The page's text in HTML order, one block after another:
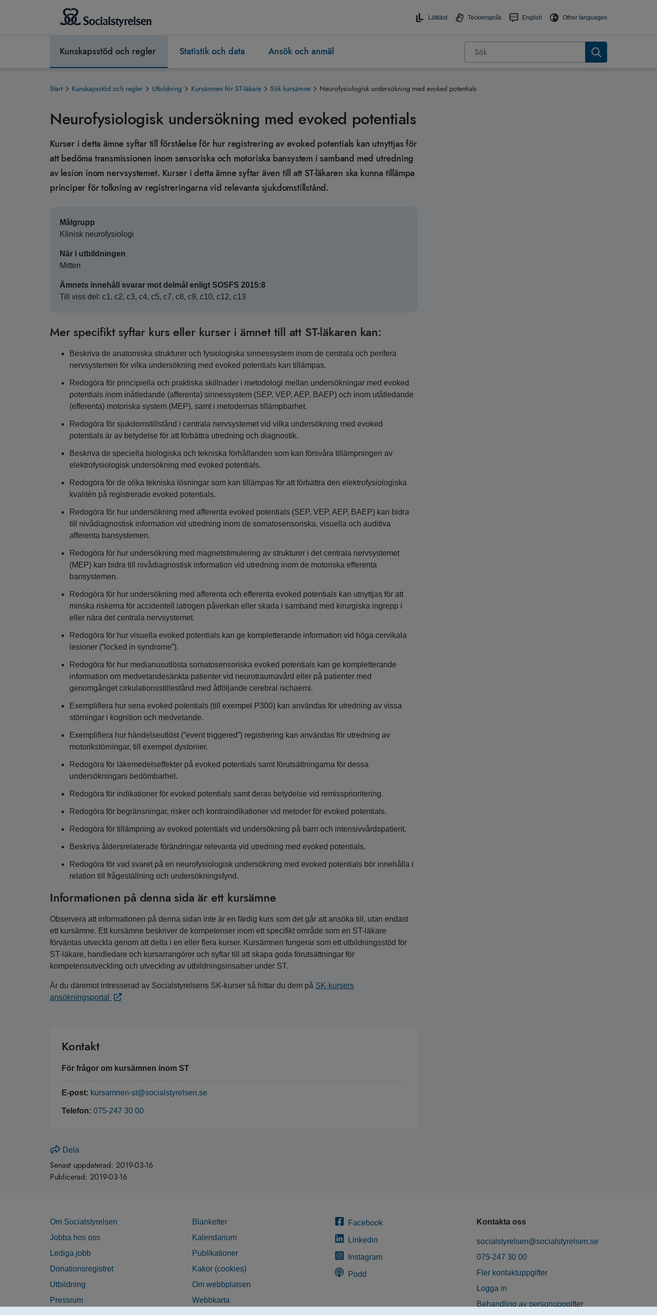
Lättläst Teckenspråk English Other languages
Kunskapsstöd och regler Statistik och data Ansök och anmäl
Start Kunskapsstöd och regler Utbildning Kursämnen för ST-läkare Sök kursämne Neurofysiologisk undersökning med evoked potentials
Neurofysiologisk undersökning med evoked potentials
Kurser i detta ämne syftar till förståelse för hur registrering av evoked potentials kan utnyttjas för
att bedöma transmissionen inom sensoriska och motoriska bansystem i samband med utredning
av lesion inom nervsystemet. Kurser i detta ämne syftar även till att ST-läkaren ska kunna tillämpa
principer för tolkning av registreringarna vid relevanta sjukdomstillstånd.
Målgrupp
Klinisk neurofysiologi
När i utbildningen
Mitten
Ämnets innehåll svarar mot delmål enligt SOSFS 2015:8
Till viss del: c1, c2, c3, c4, c5, c7, c8, c9, c10, c12, c13
Mer specifikt syftar kurs eller kurser i ämnet till att ST-läkaren kan:
Beskriva de anatomiska strukturer och fysiologiska sinnessystem inom de centrala och perifera
nervsystemen för vilka undersökning med evoked potentials kan tillämpas.
Redogöra för principiella och praktiska skillnader i metodologi mellan undersökningar med evoked
potentials inom inåtledande (afferenta) sinnessystem (SEP, VEP, AEP, BAEP) och inom utåtledande
(efferenta) motoriska system (MEP), samt i metodernas tillämpbarhet.
Redogöra för sjukdomstillstånd i centrala nervsystemet vid vilka undersökning med evoked
potentials är av betydelse för att förbättra utredning och diagnostik.
Beskriva de speciella biologiska och tekniska förhållanden som kan försvåra tillämpningen av
elektrofysiologisk undersökning med evoked potentials.
Redogöra för de olika tekniska lösningar som kan tillämpas för att förbättra den elektrofysiologiska
kvalitén på registrerade evoked potentials.
Redogöra för hur undersökning med afferenta evoked potentials (SEP, VEP, AEP, BAEP) kan bidra
till nivådiagnostisk information vid utredning inom de somatosensoriska, visuella och auditiva
afferenta bansystemen.
Redogöra för hur undersökning med magnetstimulering av strukturer i det centrala nervsystemet
(MEP) kan bidra till nivådiagnostisk information vid utredning inom de motoriska efferenta
bansystemen.
Redogöra för hur undersökning med afferenta och efferenta evoked potentials kan utnyttjas för att
minska riskerna för accidentell iatrogen påverkan eller skada i samband med kirurgiska ingrepp i
eller nära det centrala nervsystemet.
Redogöra för hur visuella evoked potentials kan ge kompletterande information vid höga cervikala
lesioner (”locked in syndrome”).
Redogöra för hur medianusutlösta somatosensoriska evoked potentials kan ge kompletterande
information om medvetandesänkta patienter vid neurotraumavård eller på patienter med
genomgånget cirkulationsstillestånd med åtföljande cerebral ischaemi.
Exemplifiera hur sena evoked potentials (till exempel P300) kan användas för utredning av vissa
störningar i kognition och medvetande.
Exemplifiera hur händelseutlöst (”event triggered”) registrering kan användas för utredning av
motorikstörningar, till exempel dystonier.
Redogöra för läkemedelseffekter på evoked potentials samt förutsättningarna för dessa
undersökningars bedömbarhet.
Redogöra för indikationer för evoked potentials samt deras betydelse vid remissprioritering.
Redogöra för begränsningar, risker och kontraindikationer vid metoder för evoked potentials.
Redogöra för tillämpning av evoked potentials vid undersökning på barn och intensivvårdspatient.
Beskriva åldersrelaterade förändringar relevanta vid utredning med evoked potentials.
Redogöra för vad svaret på en neurofysiologisk undersökning med evoked potentials bör innehålla i
relation till frågeställning och undersökningsfynd.
Informationen på denna sida är ett kursämne
Observera att informationen på denna sidan inte är en färdig kurs som det går att ansöka till, utan endast
ett kursämne. Ett kursämne beskriver de kompetenser inom ett specifikt område som en ST-läkare
förväntas utveckla genom att delta i en eller flera kurser. Kursämnen fungerar som ett utbildningsstöd för
ST-läkare, handledare och kursarrangörer och syftar till att skapa goda förutsättningar för
kompetensutveckling och utveckling av utbildningsinsatser under ST.
Är du däremot intresserad av Socialstyrelsens SK-kurser så hittar du dem på SK-kursers
ansökningsportal
Kontakt
För frågor om kursämnen inom ST
E-post: kursamnen-st@socialstyrelsen.se
Telefon: 075-247 30 00
Dela
Senast uppdaterad: 2019-03-16
Publicerad: 2019-03-16
Om Socialstyrelsen
Jobba hos oss
Lediga jobb
Donationsregistret
Utbildning
Pressrum
Blanketter
Kalendarium
Publikationer
Kakor (cookies)
Om webbplatsen
Webbkarta
Facebook
Linkedin
Instagram
Podd
Kontakta oss
socialstyrelsen@socialstyrelsen.se
075-247 30 00
Fler kontaktuppgifter
Logga in
Behandling av personuppgifter